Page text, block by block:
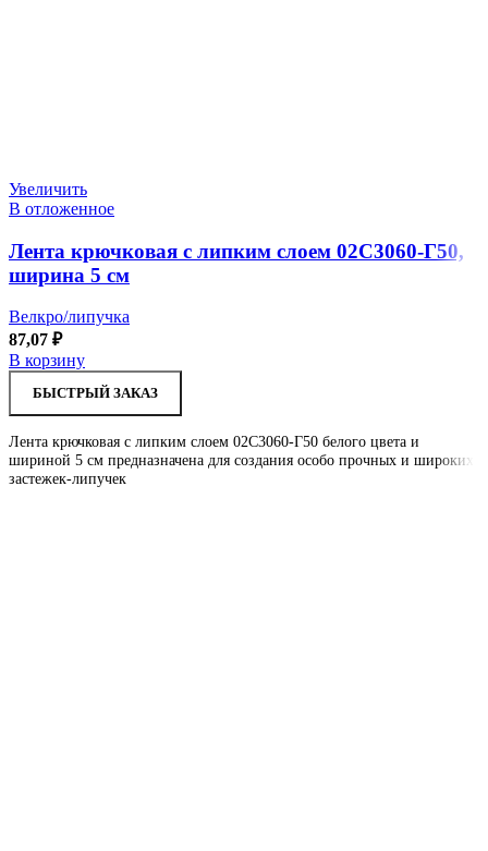
Увеличить
В отложенное
Лента крючковая с липким слоем 02С3060-Г50,
ширина 5 см
Велкро/липучка
87,07 ₽
В корзину
БЫСТРЫЙ ЗАКАЗ
Лента крючковая с липким слоем 02С3060-Г50 белого цвета и
шириной 5 см предназначена для создания особо прочных и широких
застежек-липучек